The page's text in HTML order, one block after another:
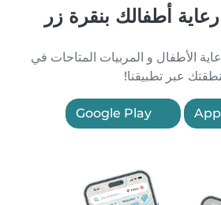
أطفالك بنقرة زر
الأطفال و المربيات المتاحات في
عبر تطبيقنا!